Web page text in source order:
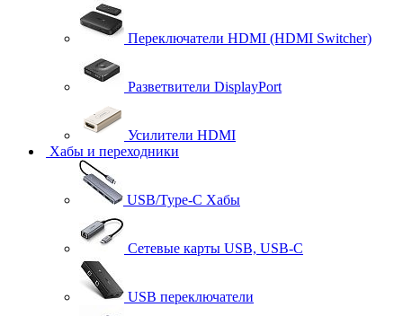
Переключатели HDMI (HDMI Switcher)
Разветвители DisplayPort
Усилители HDMI
Хабы и переходники
USB/Type-C Хабы
Сетевые карты USB, USB-C
USB переключатели